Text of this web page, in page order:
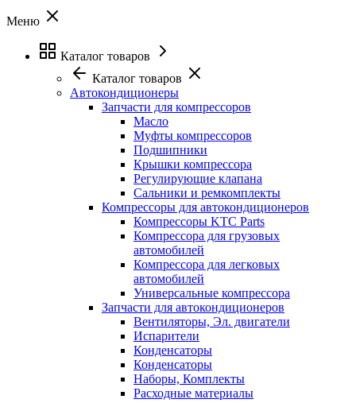
Меню
Каталог товаров
Каталог товаров
Автокондиционеры
Запчасти для компрессоров
Масло
Муфты компрессоров
Подшипники
Крышки компрессора
Регулирующие клапана
Сальники и ремкомплекты
Компрессоры для автокондиционеров
Компрессоры KTC Parts
Компрессора для грузовых
автомобилей
Компрессора для легковых
автомобилей
Универсальные компрессора
Запчасти для автокондиционеров
Вентиляторы, Эл. двигатели
Испарители
Конденсаторы
Конденсаторы
Наборы, Комплекты
Расходные материалы